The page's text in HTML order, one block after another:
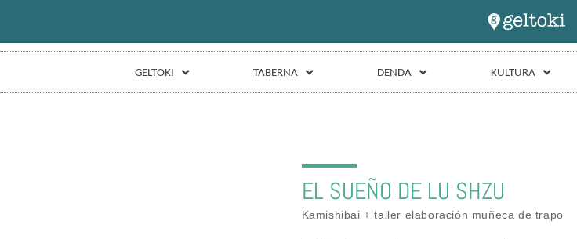
GELTOKI TABERNA DENDA KULTURA
EL SUEÑO DE LU SHZU
Kamishibai + taller elaboración muñeca de trapo